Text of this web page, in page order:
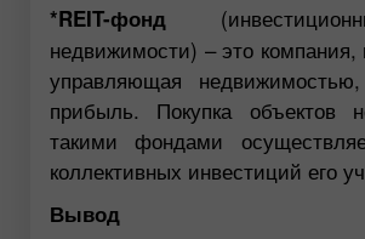
*REIT-фонд
недвижимости) – это
управляющая
прибыль. Покупка объектов
такими фондами
коллективных инвестиций его
Вывод